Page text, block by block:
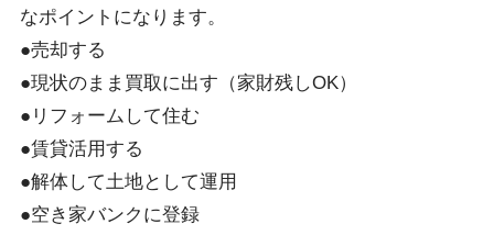
なポイントになります。
●売却する
●現状のまま買取に出す（家財残しOK）
●リフォームして住む
●賃貸活用する
●解体して土地として運用
●空き家バンクに登録